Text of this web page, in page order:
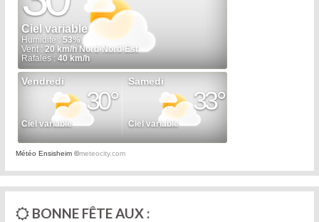
Météo Ensisheim ©meteocity.com
BONNE FÊTE AUX :